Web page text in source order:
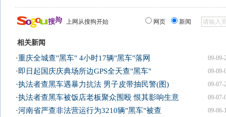
上网从搜狗开始 网页 新闻
相关新闻
09-09-
·重庆全城查"黑车" 4小时17辆"黑车"落网
09-09-
·即日起国庆庆典场所边GPS全天查"黑车"
09-07-
·执法者查黑车遇暴力抗法 男子皮带抽民警(图)
09-07-
·执法者查黑车被饭店老板聚众围殴 恨其影响生意
09-06-
·河南省严查非法营运行为3210辆"黑车"被查